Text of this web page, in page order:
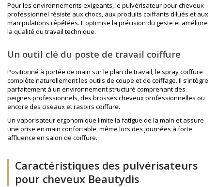
Pour les environnements exigeants, le pulvérisateur pour cheveux
professionnel résiste aux chocs, aux produits coiffants dilués et aux
manipulations répétées. Il optimise la précision du geste et améliore
la qualité du travail technique.
Un outil clé du poste de travail coiffure
Positionné à portée de main sur le plan de travail, le spray coiffure
complète naturellement les outils de coupe et de coiffage. Il s’intègre
parfaitement à un environnement structuré comprenant des
peignes professionnels, des brosses cheveux professionnelles ou
encore des ciseaux et rasoirs coiffure.
Un vaporisateur ergonomique limite la fatigue de la main et assure
une prise en main confortable, même lors des journées à forte
affluence en salon de coiffure.
Caractéristiques des pulvérisateurs
pour cheveux Beautydis